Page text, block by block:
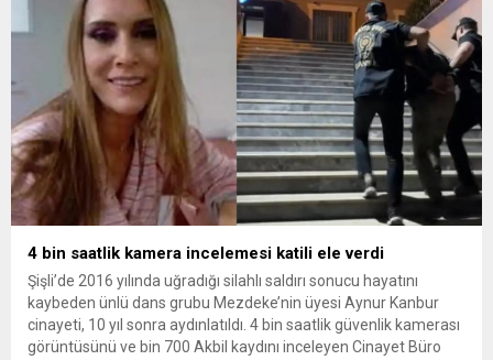
4 bin saatlik kamera incelemesi katili ele verdi
Şişli’de 2016 yılında uğradığı silahlı saldırı sonucu hayatını
kaybeden ünlü dans grubu Mezdeke’nin üyesi Aynur Kanbur
cinayeti, 10 yıl sonra aydınlatıldı. 4 bin saatlik güvenlik kamerası
görüntüsünü ve bin 700 Akbil kaydını inceleyen Cinayet Büro